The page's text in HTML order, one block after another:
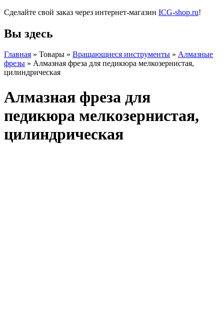
Сделайте свой заказ через интернет-магазин ICG-shop.ru!
Вы здесь
Главная » Товары » Вращающиеся инструменты » Алмазные
фрезы » Алмазная фреза для педикюра мелкозернистая,
цилиндрическая
Алмазная фреза для
педикюра мелкозернистая,
цилиндрическая